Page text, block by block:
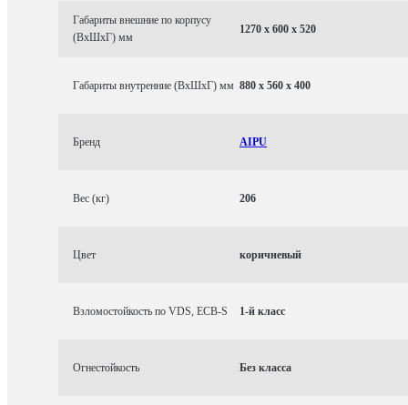
Габариты внешние по корпусу
(ВхШхГ) мм
1270 x 600 x 520
Габариты внутренние (ВхШхГ) мм 880 x 560 x 400
Бренд AIPU
Вес (кг) 206
Цвет коричневый
Взломостойкость по VDS, ECB-S 1-й класс
Огнестойкость Без класса